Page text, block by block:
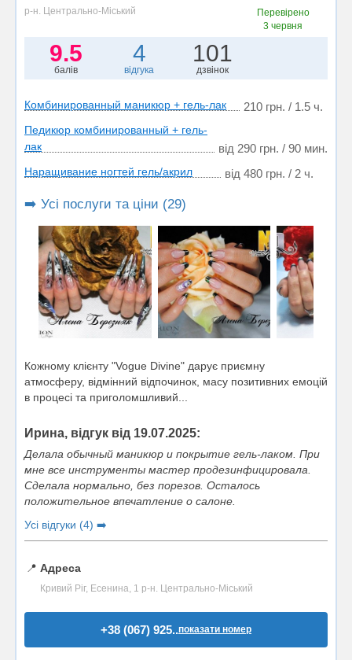
р-н. Центрально-Міський
Перевірено
3 червня
9.5
балів
4
відгука
101
дзвінок
Комбинированный маникюр + гель-лак 210 грн. / 1.5 ч.
Педикюр комбинированный + гель-
лак
від 290 грн. / 90 мин.
Наращивание ногтей гель/акрил від 480 грн. / 2 ч.
➡️ Усі послуги та ціни (29)
Кожному клієнту "Vogue Divine" дарує приємну
атмосферу, відмінний відпочинок, масу позитивних емоцій
в процесі та приголомшливий...
Ирина, відгук від 19.07.2025:
Делала обычный маникюр и покрытие гель-лаком. При
мне все инструменты мастер продезинфицировала.
Сделала нормально, без порезов. Осталось
положительное впечатление о салоне.
Усі відгуки (4) ➡️
📍 Адреса
Кривий Ріг, Есенина, 1 р-н. Центрально-Міський
+38 (067) 925..показати номер